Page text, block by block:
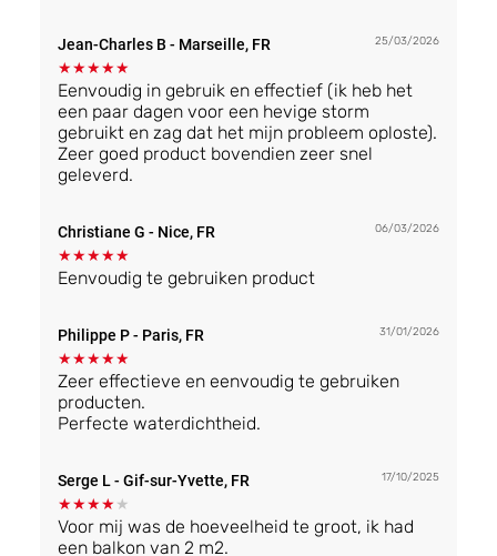
Jean-Charles B - Marseille, FR 25/03/2026
★★★★★
Eenvoudig in gebruik en effectief (ik heb het
een paar dagen voor een hevige storm
gebruikt en zag dat het mijn probleem oploste).
Zeer goed product bovendien zeer snel
geleverd.
Christiane G - Nice, FR 06/03/2026
★★★★★
Eenvoudig te gebruiken product
Philippe P- Paris, FR 31/01/2026
★★★★★
Zeer effectieve en eenvoudig te gebruiken
producten.
Perfecte waterdichtheid.
Serge L- Gif-sur-Yvette, FR 17/10/2025
★★★★★
Voor mij was de hoeveelheid te groot, ik had
een balkon van 2 m2.